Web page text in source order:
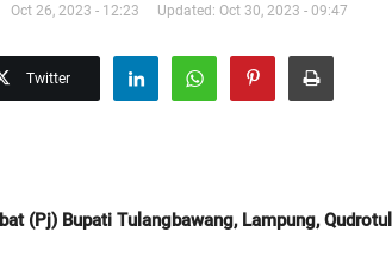
Oct 26, 2023 - 12:23 Updated: Oct 30, 2023 - 09:47
Twitter
(Pj) Bupati Tulangbawang, Lampung,